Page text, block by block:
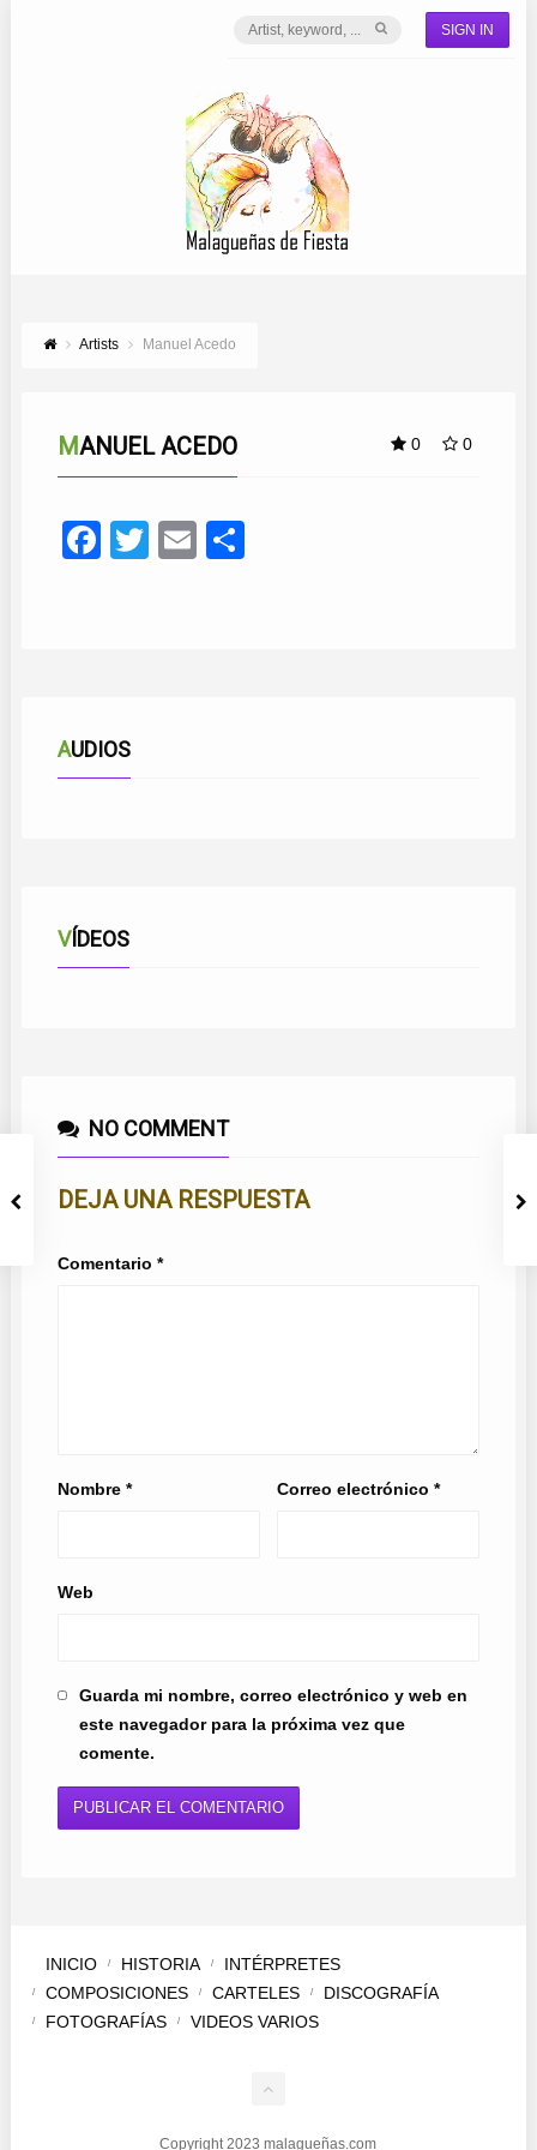
SIGN IN
Artists Manuel Acedo
0 0
MANUEL ACEDO
Facebook
TwitterEmail
AUDIOS
VÍDEOS
NO COMMENT
DEJA UNA RESPUESTA
Comentario *
Nombre * Correo electrónico*
Web
Guarda mi nombre, correo electrónico y web en
este navegador para la próxima vez que
comente.
Copyright 2023 malagueñas.com
INICIO HISTORIA
INTÉRPRETES
COMPOSICIONES
CARTELES
DISCOGRAFÍA
FOTOGRAFÍAS
VIDEOS VARIOS